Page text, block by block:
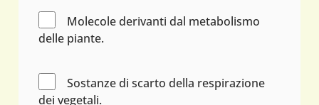
sostanze
naturali?
Molecole derivanti dal metabolismo
delle piante.
Sostanze di scarto della respirazione
dei vegetali.